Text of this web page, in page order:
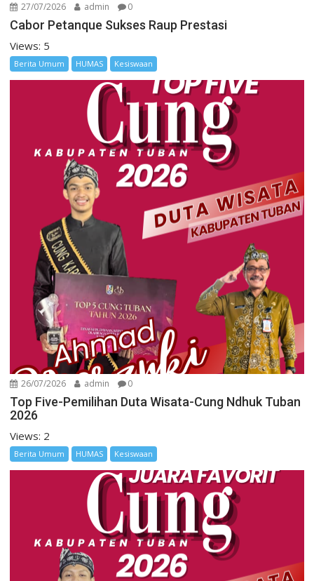
27/07/2026 admin 0
Cabor Petanque Sukses Raup Prestasi
Views: 5
Berita Umum HUMAS Kesiswaan
26/07/2026 admin 0
Top Five-Pemilihan Duta Wisata-Cung Ndhuk Tuban
2026
Views: 2
Berita Umum HUMAS Kesiswaan